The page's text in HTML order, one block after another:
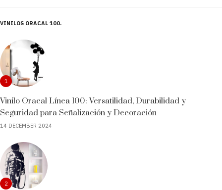
VINILOS ORACAL 100
1
Vinilo Oracal Línea 100: Versatilidad, Durabilidad y
Seguridad para Señalización y Decoración
14 DECEMBER 2024
2